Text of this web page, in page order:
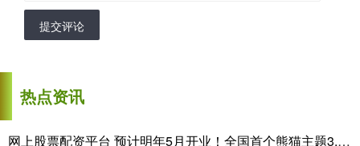
提交评论
热点资讯
网上股票配资平台 预计明年5月开业！全国首个熊猫主题3.0版奥莱项目主体全面封顶